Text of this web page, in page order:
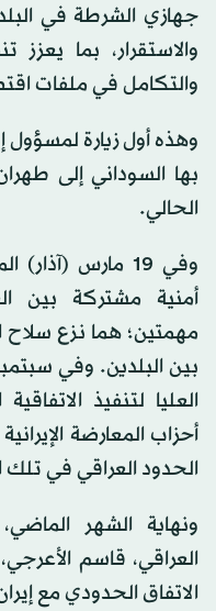
جهازي الشرطة في
والاستقرار، بما يعزز
والتكامل في ملفات
وهذه أول زيارة لمسؤول
الحالي.
وفي 19 مارس
أمنية مشتركة بين
مهمتين؛ هما نزع سلاح
بين البلدين. وفي
العليا لتنفيذ
أحزاب المعارضة
الحدود العراقي في
ونهاية الشهر
العراقي، قاسم
الاتفاق الحدودي مع